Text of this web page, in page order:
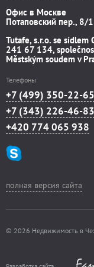
Офис в Москве
Потаповский пер., 8/
Tutafe, s.r.o. se
241 67 134,
Městským soudem v
Телефоны
+7 (499) 350-22-65
+7 (343) 226-46-83
+420 774 065 938
полная версия сайта
© 2026 Недвижимость в